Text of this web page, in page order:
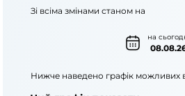
на
Зі всіма змінами станом на
Нижче наведено графік можливих